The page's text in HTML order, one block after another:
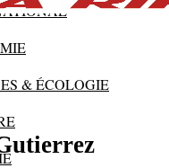
& ÉCOLOGIE